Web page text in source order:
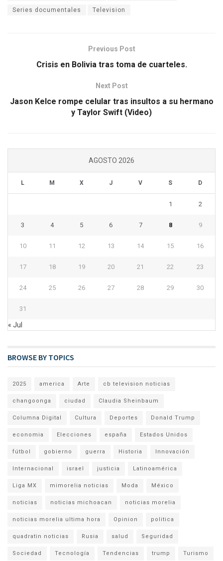
Series documentales Television
Previous Post
Crisis en Bolivia tras toma de cuarteles.
Next Post
Jason Kelce rompe celular tras insultos a su hermano
y Taylor Swift (Video)
AGOSTO 2026
L M X J V S D
1 2
3 4 5 6 7 8 9
10 11 12 13 14 15 16
17 18 19 20 21 22 23
24 25 26 27 28 29 30
31
« Jul
BROWSE BY TOPICS
2025 america Arte cb television noticias
changoonga ciudad Claudia Sheinbaum
Columna Digital Cultura Deportes Donald Trump
economia Elecciones españa Estados Unidos
fútbol gobierno guerra Historia Innovación
Internacional israel justicia Latinoamérica
Liga MX mimorelia noticias Moda México
noticias noticias michoacan noticias morelia
noticias morelia ultima hora Opinion politica
quadratin noticias Rusia salud Seguridad
Sociedad Tecnología Tendencias trump Turismo